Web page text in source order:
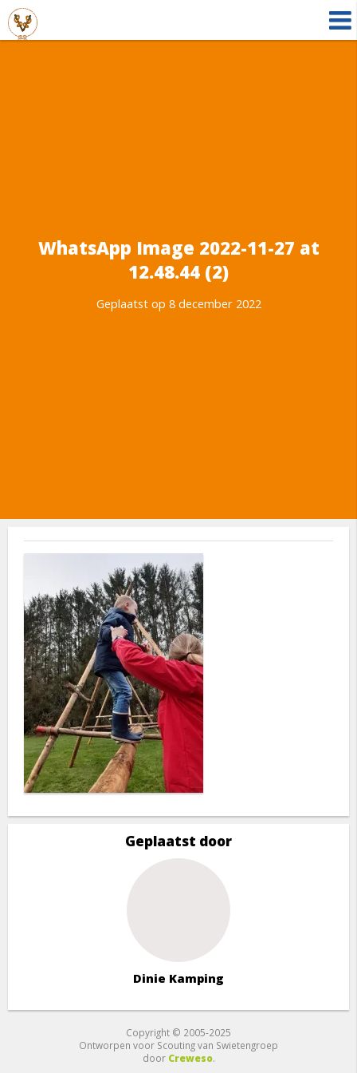
WhatsApp Image 2022-11-27 at
12.48.44 (2)
Geplaatst op 8 december 2022
Geplaatst door
Dinie Kamping
Copyright © 2005-2025
Ontworpen voor Scouting van Swietengroep
door Creweso.